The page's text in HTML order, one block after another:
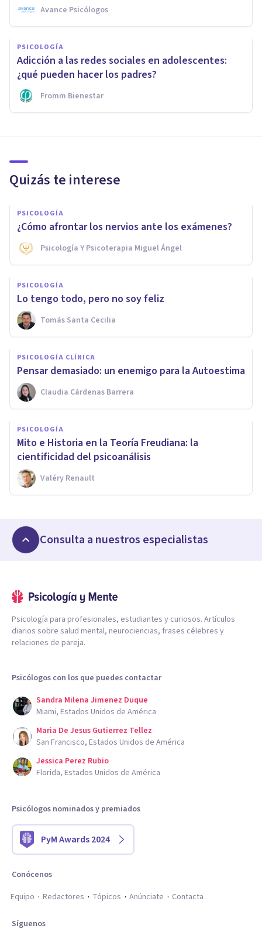
Avance Psicólogos
PSICOLOGÍA
Adicción a las redes sociales en adolescentes:
¿qué pueden hacer los padres?
Fromm Bienestar
Quizás te interese
PSICOLOGÍA
¿Cómo afrontar los nervios ante los exámenes?
Psicología Y Psicoterapia Miguel Ángel
PSICOLOGÍA
Lo tengo todo, pero no soy feliz
Tomás Santa Cecilia
PSICOLOGÍA CLÍNICA
Pensar demasiado: un enemigo para la Autoestima
Claudia Cárdenas Barrera
PSICOLOGÍA
Mito e Historia en la Teoría Freudiana: la
cientificidad del psicoanálisis
Valéry Renault
Consulta a nuestros especialistas
Psicología para profesionales, estudiantes y curiosos. Artículos
diarios sobre salud mental, neurociencias, frases célebres y
relaciones de pareja.
Psicólogos con los que puedes contactar
Sandra Milena Jimenez Duque
Miami, Estados Unidos de América
Maria De Jesus Gutierrez Tellez
San Francisco, Estados Unidos de América
Jessica Perez Rubio
Florida, Estados Unidos de América
Psicólogos nominados y premiados
PyM Awards 2024
Conócenos
Equipo
Redactores Tópicos Anúnciate Contacta
Síguenos